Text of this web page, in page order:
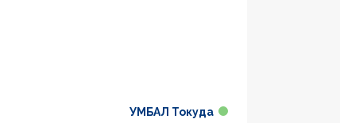
УМБАЛ Токуда